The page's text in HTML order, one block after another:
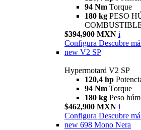
94 Nm Torque
180 kg PESO
$394,900 MXN i
Configura Descubre
new V2 SP
Hypermotard V2 SP
120,4 hp
94 Nm Torque
180 kg Peso
$462,900 MXN i
Configura Descubre
new 698 Mono Nera